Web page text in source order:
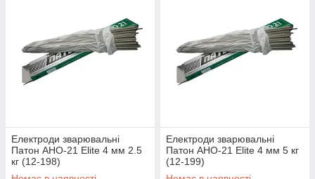
Електроди зварювальні
Патон АНО-21 Elite 4 мм 2.5
кг (12-198)
Електроди зварювальні
Патон АНО-21 Elite 4 мм 5 кг
(12-199)